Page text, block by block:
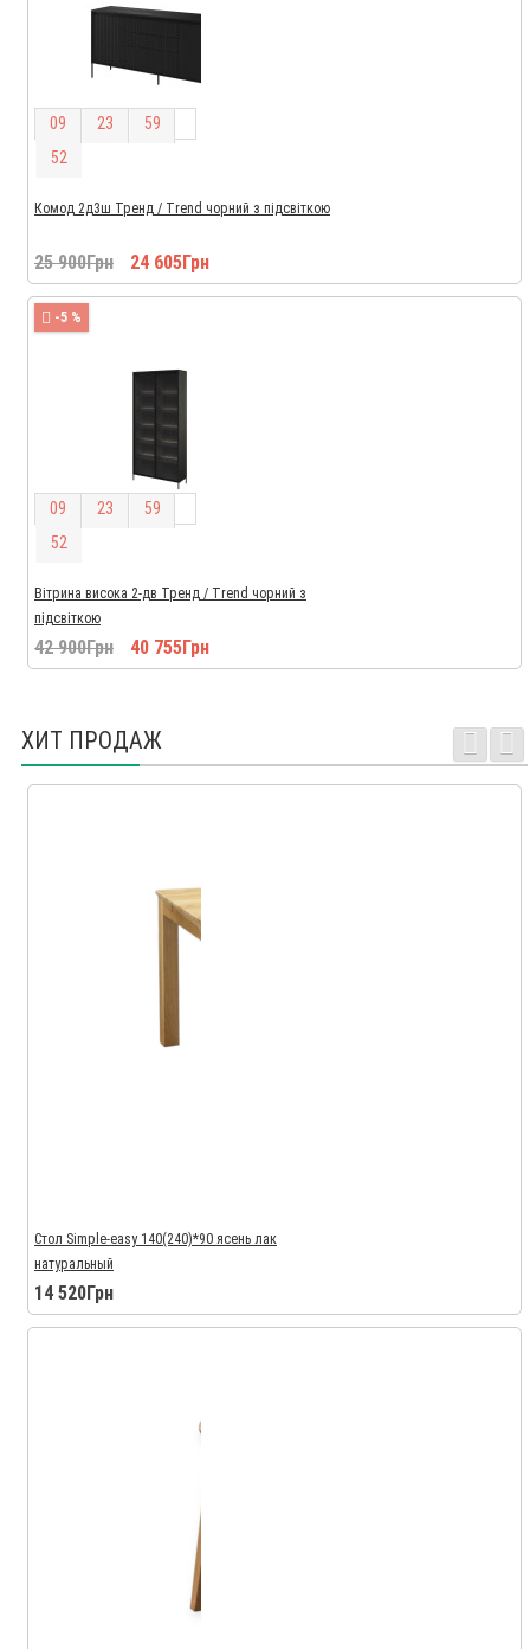
09 23 59
51
Комод 2д3ш Тренд / Trend чорний з підсвіткою
25 900Грн 24 605Грн
-5 %
09 23 59
51
Вітрина висока 2-дв Тренд / Trend чорний з
підсвіткою
42 900Грн 40 755Грн
ХИТ ПРОДАЖ
Стол Simple-easy 140(240)*90 ясень лак
натуральный
14 520Грн